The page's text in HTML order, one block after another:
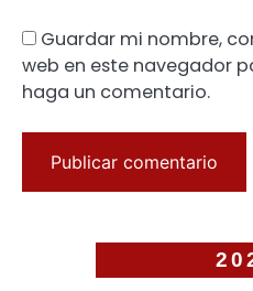
Guardar mi nombre,
web en este navegador
haga un comentario.